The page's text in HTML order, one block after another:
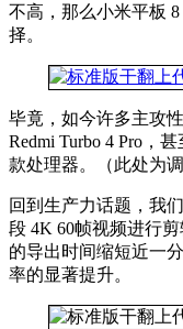
不高，那么小米平板
择。
毕竟，如今许多主攻性
Redmi Turbo 4 Pro，
款处理器。（此处为调
回到生产力话题，我
段 4K 60帧视频进行
的导出时间缩短近一
率的显著提升。